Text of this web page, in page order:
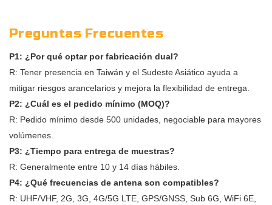
Preguntas Frecuentes
P1: ¿Por qué optar por fabricación dual?
R: Tener presencia en Taiwán y el Sudeste Asiático ayuda a
mitigar riesgos arancelarios y mejora la flexibilidad de entrega.
P2: ¿Cuál es el pedido mínimo (MOQ)?
R: Pedido mínimo desde 500 unidades, negociable para mayores
volúmenes.
P3: ¿Tiempo para entrega de muestras?
R: Generalmente entre 10 y 14 días hábiles.
P4: ¿Qué frecuencias de antena son compatibles?
R: UHF/VHF, 2G, 3G, 4G/5G LTE, GPS/GNSS, Sub 6G, WiFi 6E,